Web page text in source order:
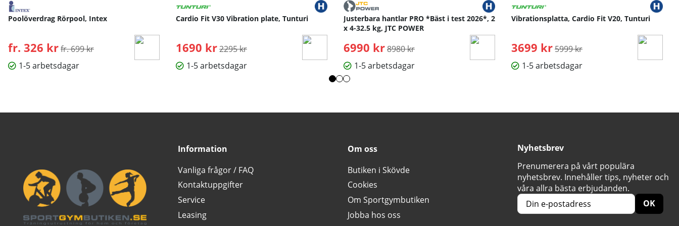
Poolöverdrag Rörpool, Intex
fr. 326 krOrdinarie pris:
fr. 699 kr
1-5 arbetsdagar
Cardio Fit V30 Vibration plate, Tunturi
1690 kr Ordinarie pris:
2295 kr
1-5 arbetsdagar
Justerbara hantlar PRO *Bäst i test 2026*, 2
x 4-32.5 kg, JTC POWER
6990 kr Ordinarie pris:
8980 kr
1-5 arbetsdagar
Vibrationsplatta, Cardio Fit V20, Tunturi
3699 kr Ordinarie pris:
5999 kr
1-5 arbetsdagar
Information
Vanliga frågor / FAQ
Kontaktuppgifter
Service
Leasing
Om oss
Butiken i Skövde
Cookies
Om Sportgymbutiken
Jobba hos oss
Nyhetsbrev
Prenumerera på vårt populära
nyhetsbrev. Innehåller tips, nyheter och
våra allra bästa erbjudanden.
OK